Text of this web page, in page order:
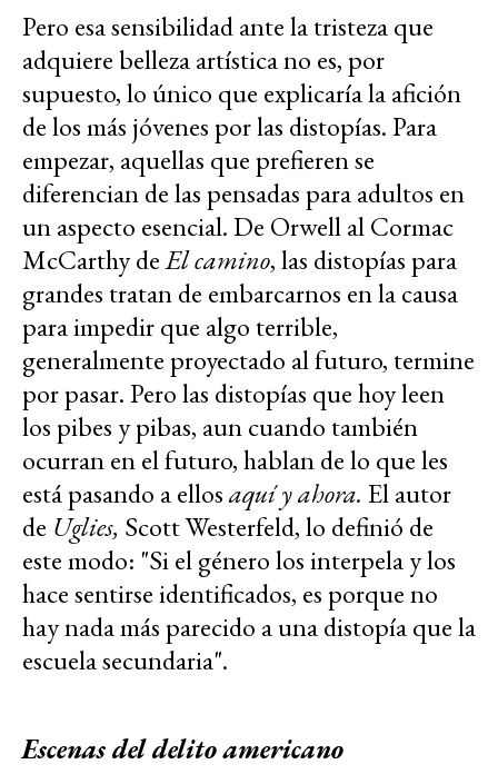
Pero esa sensibilidad ante la tristeza que
adquiere belleza artística no es, por
supuesto, lo único que explicaría la afición
de los más jóvenes por las distopías. Para
empezar, aquellas que prefieren se
diferencian de las pensadas para adultos en
un aspecto esencial. De Orwell al Cormac
McCarthy deEl camino, las distopías para
grandes tratan de embarcarnos en la causa
para impedir que algo terrible,
generalmente proyectado al futuro, termine
por pasar. Pero las distopías que hoy leen
los pibes y pibas, aun cuando también
ocurran en el futuro, hablan de lo que les
está pasando a ellosaquí y ahora. El autor
de Uglies, Scott Westerfeld, lo definió de
este modo: "Si el género los interpela y los
hace sentirse identificados, es porque no
hay nada más parecido a una distopía que la
escuela secundaria".
Escenas del delito americano